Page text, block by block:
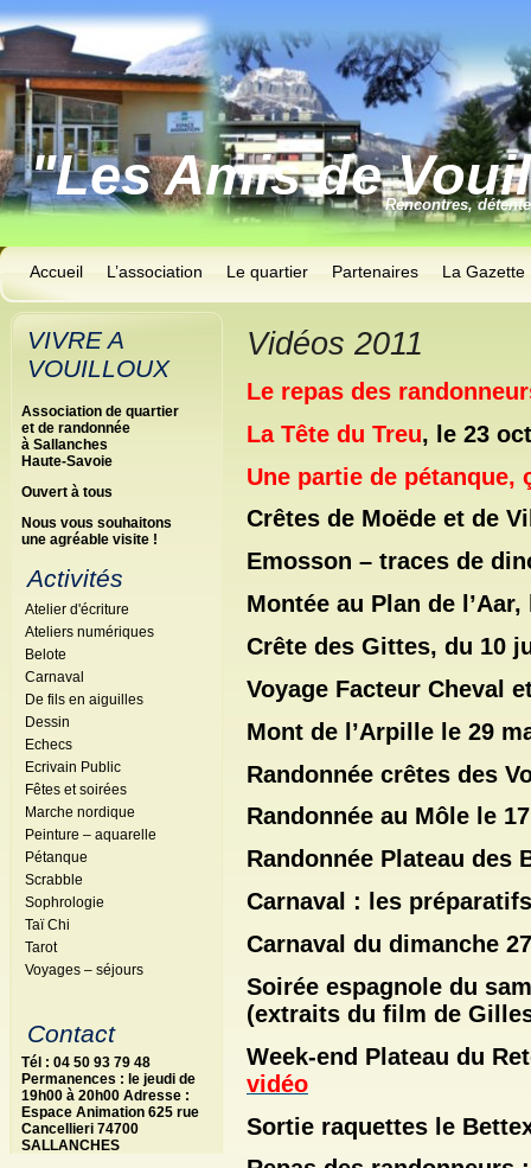
"Les Amis deRencontres,
Accueil L’association Le quartier Partenaires La Gazette
VIVRE A
VOUILLOUX
Association de quartier
et de randonnée
à Sallanches
Haute-Savoie
Ouvert à tous
Nous vous souhaitons
une agréable visite !
Activités
Atelier d'écriture
Ateliers numériques
Belote
Carnaval
De fils en aiguilles
Dessin
Echecs
Ecrivain Public
Fêtes et soirées
Marche nordique
Peinture – aquarelle
Pétanque
Scrabble
Sophrologie
Taï Chi
Tarot
Voyages – séjours
Contact
Tél : 04 50 93 79 48
Permanences : le jeudi de
19h00 à 20h00 Adresse :
Espace Animation 625 rue
Cancellieri 74700
SALLANCHES
Vidéos 2011
Le repas des
La Tête du Treu, le 23
Une partie de
Crêtes de Moëde et de
Emosson – traces de
Montée au Plan de
Crête des Gittes, du 10
Voyage Facteur Cheval
Mont de l’Arpille le 29
Randonnée crêtes des
Randonnée au Môle le
Randonnée Plateau
Carnaval : les
Carnaval du dimanche
Soirée espagnole du
(extraits du film de
Week-end Plateau du
vidéo
Sortie raquettes le